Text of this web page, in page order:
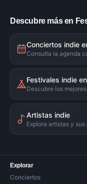
Descubre más en
Conciertos indie
Consulta la agenda
Festivales indie
Descubre los
Artistas indie
Explora artistas y
Explorar
Conciertos